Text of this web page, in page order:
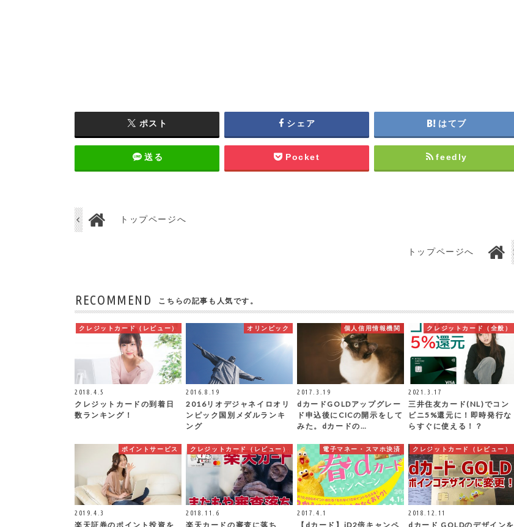
ポスト シェア はてブ
送る Pocket feedly
トップページへ
トップページへ
RECOMMEND こちらの記事も人気です。
クレジットカード（レビュー）
2018.4.5
クレジットカードの到着日
数ランキング！
オリンピック
2016.8.19
2016リオデジャネイロオリ
ンピック国別メダルランキ
ング
個人信用情報機関
2017.3.19
dカードGOLDアップグレー
ド申込後にCICの開示をして
みた。dカードの…
クレジットカード（全般）
2021.3.17
三井住友カード(NL)でコン
ビニ5%還元に！即時発行な
らすぐに使える！？
ポイントサービス
2019.4.3
楽天証券のポイント投資を
クレジットカード（レビュー）
2018.11.6
楽天カードの審査に落ち
電子マネー・スマホ決済
2017.4.1
【dカード】iD2倍キャンペ
クレジットカード（レビュー）
2018.12.11
dカード GOLDのデザインを